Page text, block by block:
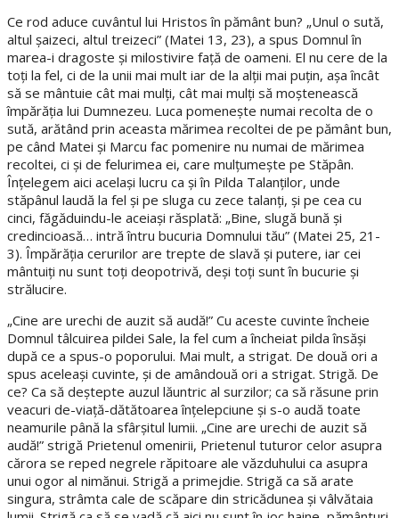
Ce rod aduce cuvântul lui Hristos în pământ bun? „Unul o sută,
altul şaizeci, altul treizeci” (Matei 13, 23), a spus Domnul în
marea-i dragoste şi milostivire faţă de oameni. El nu cere de la
toţi la fel, ci de la unii mai mult iar de la alţii mai puţin, aşa încât
să se mântuie cât mai mulţi, cât mai mulţi să moştenească
împărăţia lui Dumnezeu. Luca pomeneşte numai recolta de o
sută, arătând prin aceasta mărimea recoltei de pe pământ bun,
pe când Matei şi Marcu fac pomenire nu numai de mărimea
recoltei, ci şi de felurimea ei, care mulţumeşte pe Stăpân.
Înţelegem aici acelaşi lucru ca şi în Pilda Talanţilor, unde
stăpânul laudă la fel şi pe sluga cu zece talanţi, şi pe cea cu
cinci, făgăduindu-le aceiaşi răsplată: „Bine, slugă bună şi
credincioasă… intră întru bucuria Domnului tău” (Matei 25, 21-
3). Împărăţia cerurilor are trepte de slavă şi putere, iar cei
mântuiţi nu sunt toţi deopotrivă, deşi toţi sunt în bucurie şi
strălucire.
„Cine are urechi de auzit să audă!” Cu aceste cuvinte încheie
Domnul tâlcuirea pildei Sale, la fel cum a încheiat pilda însăşi
după ce a spus-o poporului. Mai mult, a strigat. De două ori a
spus aceleaşi cuvinte, şi de amândouă ori a strigat. Strigă. De
ce? Ca să deştepte auzul lăuntric al surzilor; ca să răsune prin
veacuri de-viaţă-dătătoarea înţelepciune şi s-o audă toate
neamurile până la sfârşitul lumii. „Cine are urechi de auzit să
audă!” strigă Prietenul omenirii, Prietenul tuturor celor asupra
cărora se reped negrele răpitoare ale văzduhului ca asupra
unui ogor al nimănui. Strigă a primejdie. Strigă ca să arate
singura, strâmta cale de scăpare din stricădunea şi vâlvătaia